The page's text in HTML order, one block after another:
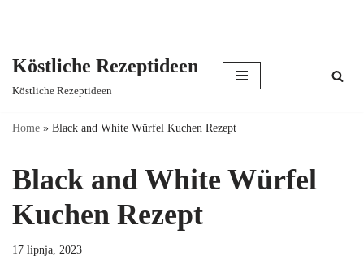
content
Köstliche Rezeptideen
Köstliche Rezeptideen
Home » Black and White Würfel Kuchen Rezept
Black and White Würfel
Kuchen Rezept
17 lipnja, 2023